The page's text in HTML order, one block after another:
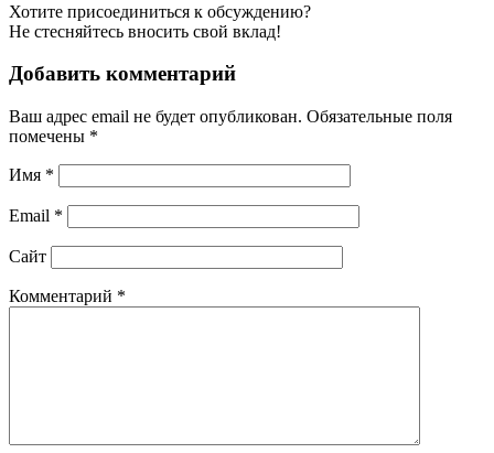
Хотите присоединиться к обсуждению?
Не стесняйтесь вносить свой вклад!
Добавить комментарий
Ваш адрес email не будет опубликован. Обязательные поля
помечены *
Имя *
Email *
Сайт
Комментарий *